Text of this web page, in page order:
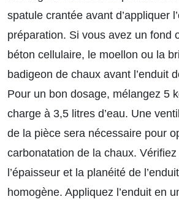
spatule crantée avant d’appliquer
préparation. Si vous avez un fond
béton cellulaire, le moellon ou la
badigeon de chaux avant l’enduit
Pour un bon dosage, mélangez 5
charge à 3,5 litres d’eau. Une
de la pièce sera nécessaire pour
carbonatation de la chaux.
l’épaisseur et la planéité de
homogène. Appliquez l’enduit en